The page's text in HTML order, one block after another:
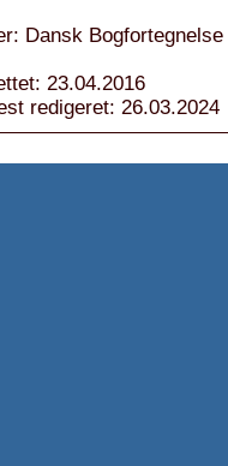
Dansk Bogfortegnelse
23.04.2016
redigeret: 26.03.2024